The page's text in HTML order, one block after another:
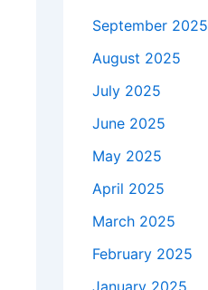
September 2025
August 2025
July 2025
June 2025
May 2025
April 2025
March 2025
February 2025